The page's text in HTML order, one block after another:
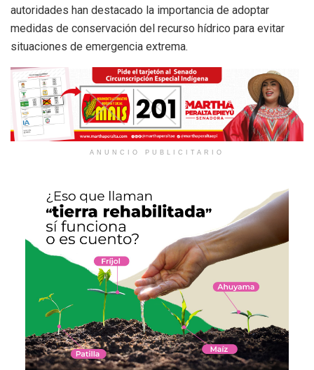
autoridades han destacado la importancia de adoptar
medidas de conservación del recurso hídrico para evitar
situaciones de emergencia extrema.
ANUNCIO PUBLICITARIO